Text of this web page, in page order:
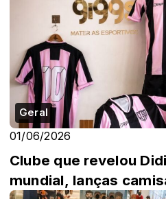
Geral
01/06/2026
Clube que revelou
mundial, lanças